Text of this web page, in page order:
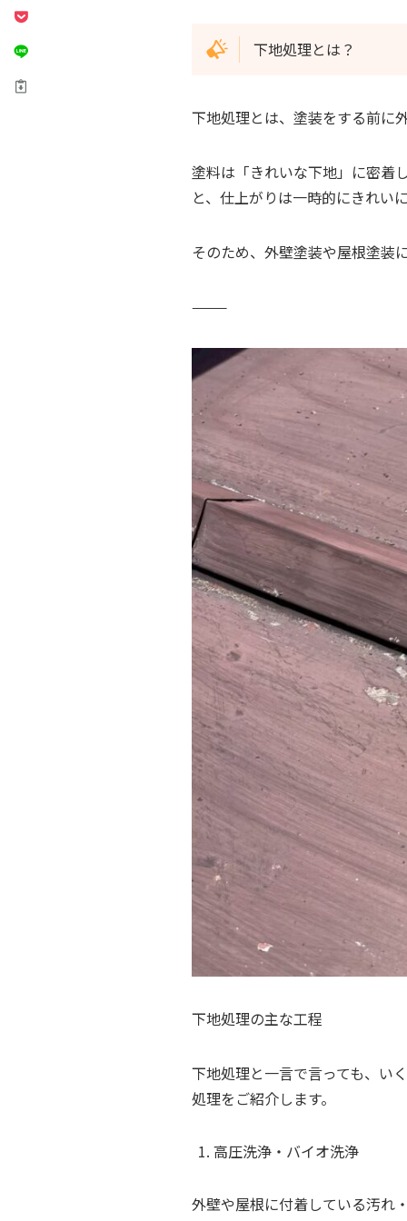
下地処理とは？
下地処理とは、塗装をする前に
塗料は「きれいな下地」に密着
と、仕上がりは一時的にきれい
そのため、外壁塗装や屋根塗
⸻
下地処理の主な工程
下地処理と一言で言っても、い
処理をご紹介します。
高圧洗浄・バイオ洗浄
外壁や屋根に付着している汚れ